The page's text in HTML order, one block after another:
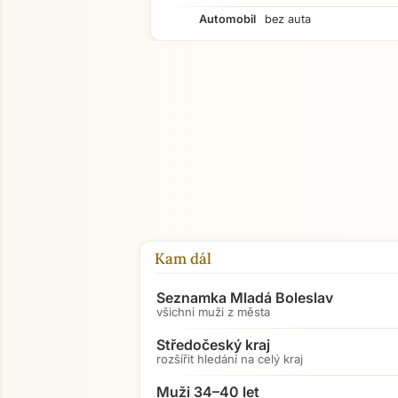
Automobil
bez auta
Kam dál
Seznamka Mladá Boleslav
všichni muži z města
Středočeský kraj
rozšířit hledání na celý kraj
Muži 34–40 let